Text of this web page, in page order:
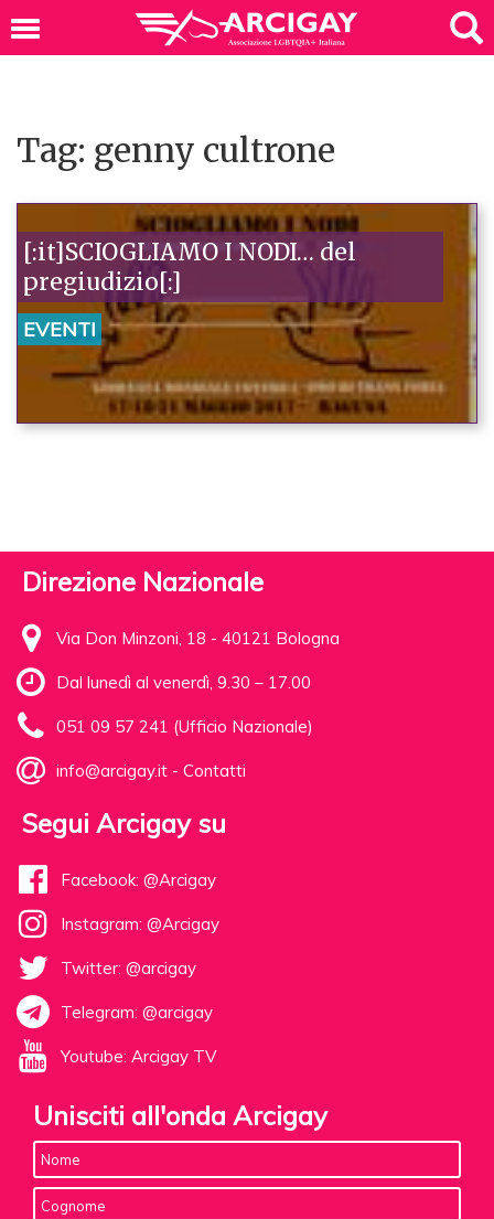
Tag: genny cultrone
[:it]SCIOGLIAMO I NODI… del
pregiudizio[:]
EVENTI
Direzione Nazionale
Via Don Minzoni, 18 - 40121 Bologna
Dal lunedì al venerdì, 9.30 – 17.00
051 09 57 241 (Ufficio Nazionale)
info@arcigay.it - Contatti
Segui Arcigay su
Facebook: @Arcigay
Instagram: @Arcigay
Twitter: @arcigay
Telegram: @arcigay
Youtube: Arcigay TV
Unisciti all'onda Arcigay